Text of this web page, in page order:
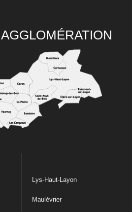
Lys-Haut-Layon
Maulévrier